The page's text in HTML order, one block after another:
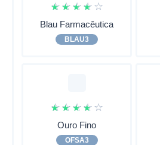
☆ ☆ ☆ ☆ ☆
Blau Farmacêutica
BLAU3
☆ ☆ ☆ ☆ ☆
Ouro Fino
OFSA3